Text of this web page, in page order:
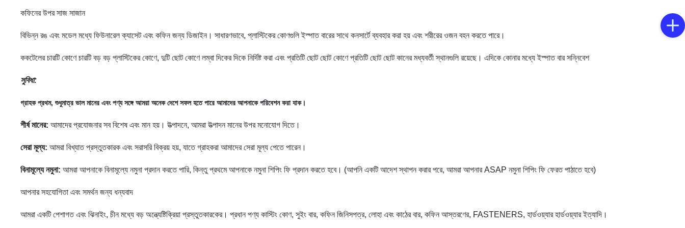
কফিনের উপর সাজ সাজান
বিভিন্ন রঙ এবং মডেল মধ্যে ফিউনারেল ক্যাসেট এবং কফিন জন্য ডিজাইন। সাধারণভাবে, প্লাস্টিকের কোণগুলি ইস্পাত বারের সাথে কনসার্টে ব্যবহার করা হয় এবং শরীরের ওজন বহন করতে পারে।
ককটেলের চারটি কোণে চারটি বড় বড় প্লাস্টিকের কোণে, দুটি ছোট কোণে লম্বা দিকের দিকে নির্দিষ্ট করা এবং প্রতিটি ছোট ছোট কোণে প্রতিটি ছোট ছোট কানের মধ্যবর্তী স্থানগুলি রয়েছে। এদিকে কোনার মধ্যে ইস্পাত বার সন্নিবেশ
সুবিধা:
গ্রাহক প্রথম, শুধুমাত্র ভাল মানের এবং পণ্য সঙ্গে আমরা অনেক দেশে সফল হতে পারে আমাদের আপনাকে পরিবেশন করা যাক।
শীর্ষ মানের: আমাদের প্রযোজনার সব বিশেষ এবং মান হয়। উত্পাদনে, আমরা উত্পাদন মানের উপর মনোযোগ দিতে।
সেরা মূল্য: আমরা বিখ্যাত প্রস্তুতকারক এবং সরাসরি বিক্রয় হয়, যাতে গ্রাহকরা আমাদের সেরা মূল্য পেতে পারেন।
বিনামূল্যে নমুনা: আমরা আপনাকে বিনামূল্যে নমুনা প্রদান করতে পারি, কিন্তু প্রথমে আপনাকে নমুনা শিপিং ফি প্রদান করতে হবে। (আপনি একটি আদেশ স্থাপন করার পরে, আমরা আপনার ASAP নমুনা শিপিং ফি ফেরত পাঠাতে হবে)
আপনার সহযোগিতা এবং সমর্থন জন্য ধন্যবাদ
আমরা একটি পেশাগত এবং ঝিনাইং, চীন মধ্যে বড় অন্ত্যেষ্টিক্রিয়া প্রস্তুতকারকের। প্রধান পণ্য কাস্টিং কোণ, সুইং বার, কফিন জিনিসপত্র, লোহা এবং কাঠের বার, কফিন আস্তরণের, FASTENERS, হার্ডওয়্যার হার্ডওয়্যার ইত্যাদি।